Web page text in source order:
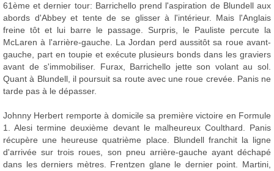
61ème et dernier tour: Barrichello prend l'aspiration de Blundell aux
abords d'Abbey et tente de se glisser à l'intérieur. Mais l'Anglais
freine tôt et lui barre le passage. Surpris, le Pauliste percute la
McLaren à l'arrière-gauche. La Jordan perd aussitôt sa roue avant-
gauche, part en toupie et exécute plusieurs bonds dans les graviers
avant de s'immobiliser. Furax, Barrichello jette son volant au sol.
Quant à Blundell, il poursuit sa route avec une roue crevée. Panis ne
tarde pas à le dépasser.
Johnny Herbert remporte à domicile sa première victoire en Formule
1. Alesi termine deuxième devant le malheureux Coulthard. Panis
récupère une heureuse quatrième place. Blundell franchit la ligne
d'arrivée sur trois roues, son pneu arrière-gauche ayant déchapé
dans les derniers mètres. Frentzen glane le dernier point. Martini,